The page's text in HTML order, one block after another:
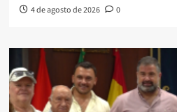
4 de agosto de 2026 0